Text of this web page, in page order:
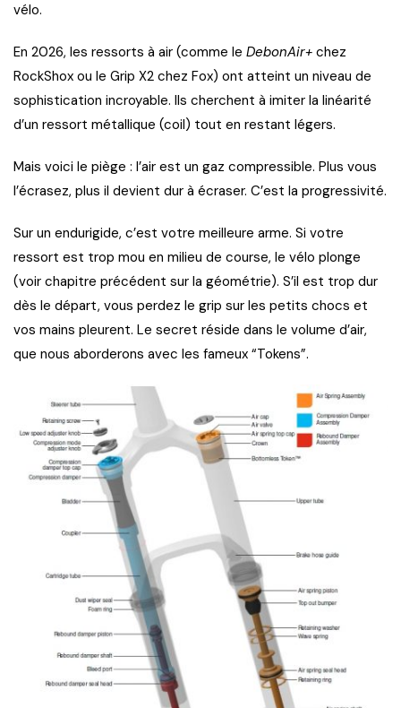
vélo.
En 2026, les ressorts à air (comme le DebonAir+ chez
RockShox ou le Grip X2 chez Fox) ont atteint un niveau de
sophistication incroyable. Ils cherchent à imiter la linéarité
d’un ressort métallique (coil) tout en restant légers.
Mais voici le piège : l’air est un gaz compressible. Plus vous
l’écrasez, plus il devient dur à écraser. C’est la progressivité.
Sur un endurigide, c’est votre meilleure arme. Si votre
ressort est trop mou en milieu de course, le vélo plonge
(voir chapitre précédent sur la géométrie). S’il est trop dur
dès le départ, vous perdez le grip sur les petits chocs et
vos mains pleurent. Le secret réside dans le volume d’air,
que nous aborderons avec les fameux “Tokens”.